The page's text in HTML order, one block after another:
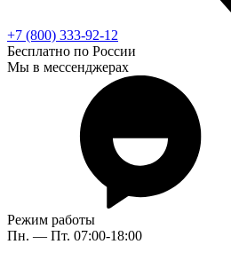
+7 (800) 333-92-12
Бесплатно по России
Мы в мессенджерах
Режим работы
Пн. — Пт. 07:00-18:00